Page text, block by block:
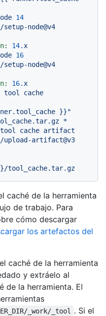
14
node@v4
14. x
16
node@v4
16. x
tool
cache
tool cache artifact
upload-artifact@v3
tool_cache.tar.gz
caché de la herramienta
de trabajo. Para
cómo descargar
los artefactos del
caché de la herramienta
y extráelo al
de la herramienta. El
_work/_tool
. Si el